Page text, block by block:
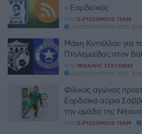
– Εορδαϊκός
ΑΠΌ E-PTOLEMEOS TEAM
30 ΣΕΠΤΕΜΒΡΊΟΥ 2025,
Μάχη Κυπέλλου για
Πτολεμαΐδας στον
ΑΠΌ ΜΙΧΆΛΗΣ ΤΣΙΓΓΈΝΗΣ
24 ΣΕΠΤΕΜΒΡΊΟΥ 2025,
Φιλικός αγώνας
Εορδαϊκό αύριο
την ομάδα της
ΑΠΌ E-PTOLEMEOS TEAM